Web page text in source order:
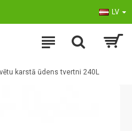
LV
karstā ūdens tvertni 240L